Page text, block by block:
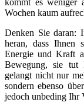
Wochen kaum
Denken Sie daran:
heran, dass Ihnen
Energie und Kraft
Bewegung, sie tut
gelangt nicht nur
sondern ebenso
jedoch unbeding Ihr